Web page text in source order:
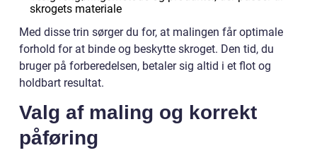
skrogets materiale
Med disse trin sørger du for, at malingen får optimale
forhold for at binde og beskytte skroget. Den tid, du
bruger på forberedelsen, betaler sig altid i et flot og
holdbart resultat.
Valg af maling og korrekt
påføring